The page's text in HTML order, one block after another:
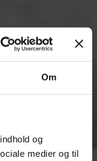
Om
og
medier og til